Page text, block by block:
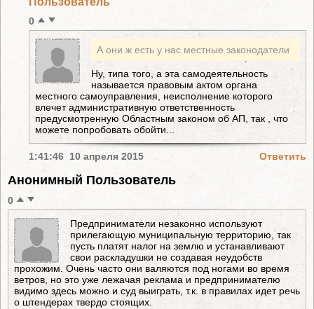
0
А они ж есть у нас местные законодатели
Ну, типа того, а эта самодеятельность
называется правовым актом органа
местного самоуправления, неисполнение которого
влечет административную ответственность
предусмотренную Областным законом об АП, так , что
можете попробовать обойти...
1:41:46 10 апреля 2015 Ответить
Анонимный Пользователь
0
Предприниматели незаконно используют
прилегающую муниципальную территорию, так
пусть платят налог на землю и устанавливают
свои раскладушки не создавая неудобств
прохожим. Очень часто они валяются под ногами во время
ветров, но это уже лежачая реклама и предпринимателю
видимо здесь можно и суд выиграть, т.к. в правилах идет речь
о штендерах твердо стоящих.